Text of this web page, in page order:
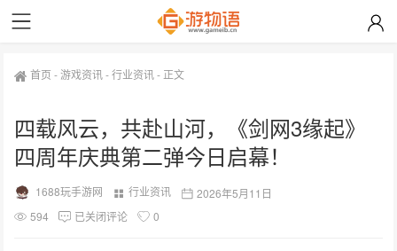
首页 -游戏资讯-行业资讯- 正文
四载风云，共赴山河，《剑网3缘起》
四周年庆典第二弹今日启幕！
1688玩手游网 行业资讯
2026年5月11日
594
已关闭评论 0